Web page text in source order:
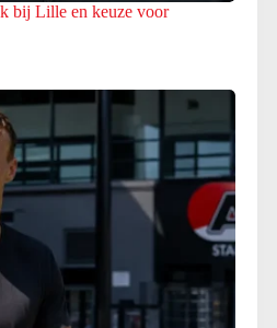
bij Lille en keuze voor